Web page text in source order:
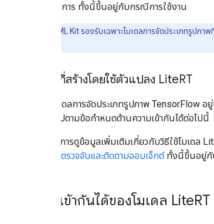
แต่ละรายการ ทั้งนี้ขึ้นอยู่กับกรณีการใช้งาน
ML Kit รองรับเฉพาะโมเดลการจัดประเภทรูปภ
โมเดลที่สร้างโดยใช้ตัวแปลง LiteRT
หากมีโมเดลการจัดประเภทรูปภาพ TensorFlow
ขึ้นเป็นไปตามข้อกำหนดด้านความเข้ากันได้ต่อไปนี้
หากต้องการดูข้อมูลเพิ่มเติมเกี่ยวกับวิธีใช้โมเดล
API การตรวจจับและติดตามออบเจ็กต์ทั้งนี้ขึ้นอยู่กั
ความเข้ากันได้ของโมเดล LiteRT